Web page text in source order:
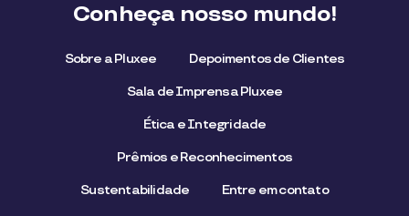
Conheça nosso mundo!
Sobre a Pluxee Depoimentos de Clientes
Sala de Imprensa Pluxee
Ética e Integridade
Prêmios e Reconhecimentos
Sustentabilidade Entre em contato